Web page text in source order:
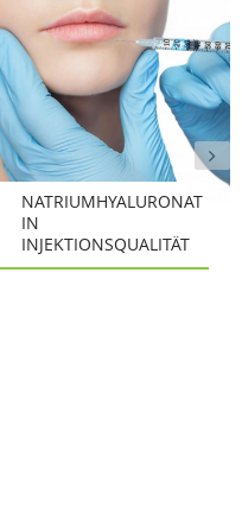
NATRIUMHYALURONAT
IN
INJEKTIONSQUALITÄT